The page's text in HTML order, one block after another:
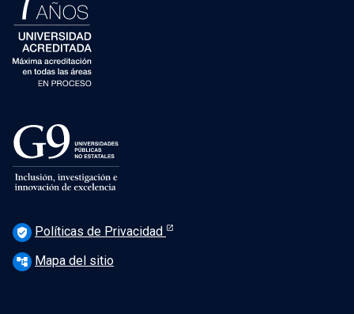
verified_user Políticas de Privacidad
account_tree Mapa del sitio